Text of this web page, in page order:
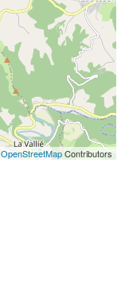
OpenStreetMapContributors